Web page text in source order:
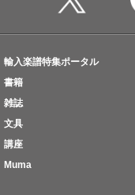
輸入楽譜特集ポータル
書籍
雑誌
文具
講座
Muma